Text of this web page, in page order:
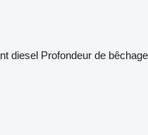
diesel Profondeur de bêchage